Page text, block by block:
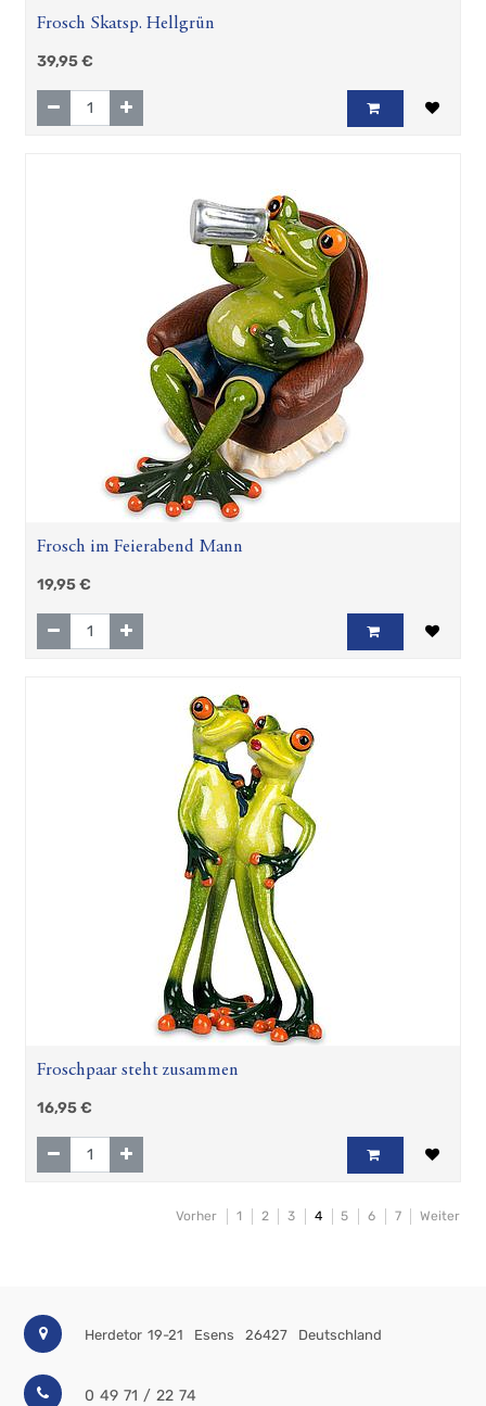
Frosch Skatsp. Hellgrün
39,95€
Frosch im Feierabend Mann
19,95€
Froschpaar steht zusammen
16,95€
Vorher 1 2 3 4 5 6 7 Weiter
Herdetor 19-21 Esens 26427 Deutschland
0 49 71 / 22 74